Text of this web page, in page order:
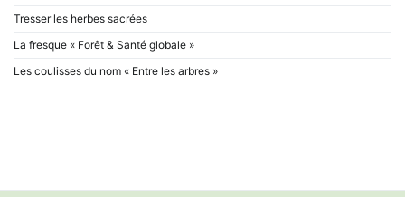
Tresser les herbes sacrées
La fresque « Forêt & Santé globale »
Les coulisses du nom « Entre les arbres »